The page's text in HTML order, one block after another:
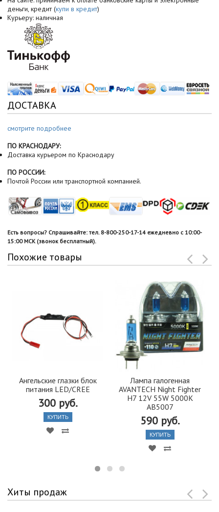
деньги, кредит (купи в кредит)
Курьеру: наличная
ДОСТАВКА
смотрите подробнее
ПО КРАСНОДАРУ:
Доставка курьером по Краснодару
ПО РОССИИ:
Почтой России или транспортной компанией.
Есть вопросы? Спрашивайте: тел. 8-800-250-17-14 ежедневно с 10:00-
15:00 МСК (звонок бесплатный).
Похожие товары
Ангельские глазки блок
питания LED/CREE
300 руб.
КУПИТЬ
Лампа галогенная
AVANTECH Night Fighter
H7 12V 55W 5000K
AB5007
590 руб.
КУПИТЬ
Хиты продаж